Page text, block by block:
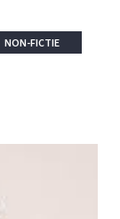
NON-FICTIE